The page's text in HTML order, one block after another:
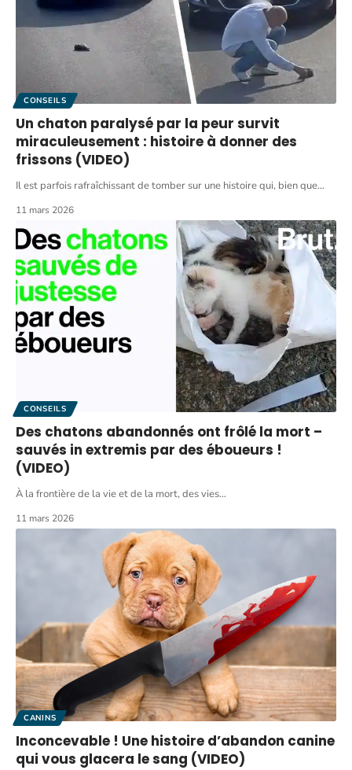
CONSEILS
Un chaton paralysé par la peur survit
miraculeusement : histoire à donner des
frissons (VIDEO)
Il est parfois rafraîchissant de tomber sur une histoire qui, bien que…
11 mars 2026
CONSEILS
Des chatons abandonnés ont frôlé la mort –
sauvés in extremis par des éboueurs !
(VIDEO)
À la frontière de la vie et de la mort, des vies…
11 mars 2026
CANINS
Inconcevable ! Une histoire d’abandon canine
qui vous glacera le sang (VIDEO)